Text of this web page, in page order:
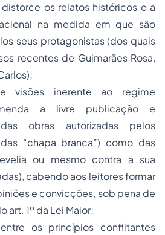
os relatos históricos e a
na medida em que são
seus protagonistas (dos quais
recentes de Guimarães Rosa,
visões inerente ao regime
a livre publicação e
obras autorizadas pelos
“chapa branca”) como das
ou mesmo contra a sua
cabendo aos leitores formar
e convicções, sob pena de
art. 1º da Lei Maior;
os princípios conflitantes